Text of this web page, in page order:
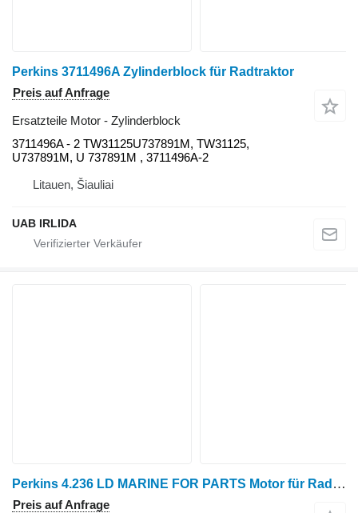
Perkins 3711496A Zylinderblock für Radtraktor
Preis auf Anfrage
Ersatzteile Motor - Zylinderblock
3711496A - 2 TW31125U737891M, TW31125,
U737891M, U 737891M , 3711496A-2
Litauen, Šiauliai
UAB IRLIDA
Perkins 4.236 LD MARINE FOR PARTS Motor für Radtraktor
Preis auf Anfrage